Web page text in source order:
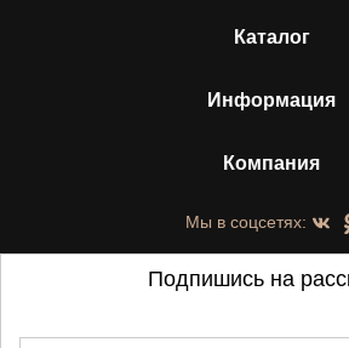
Каталог
Информация
Компания
Мы в соцсетях:
Подпишись на